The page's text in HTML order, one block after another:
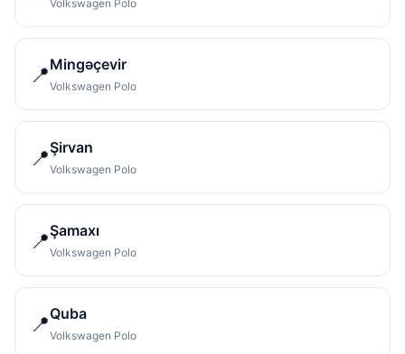
Volkswagen Polo
📍Mingəçevir
Volkswagen Polo
📍Şirvan
Volkswagen Polo
📍Şamaxı
Volkswagen Polo
📍Quba
Volkswagen Polo